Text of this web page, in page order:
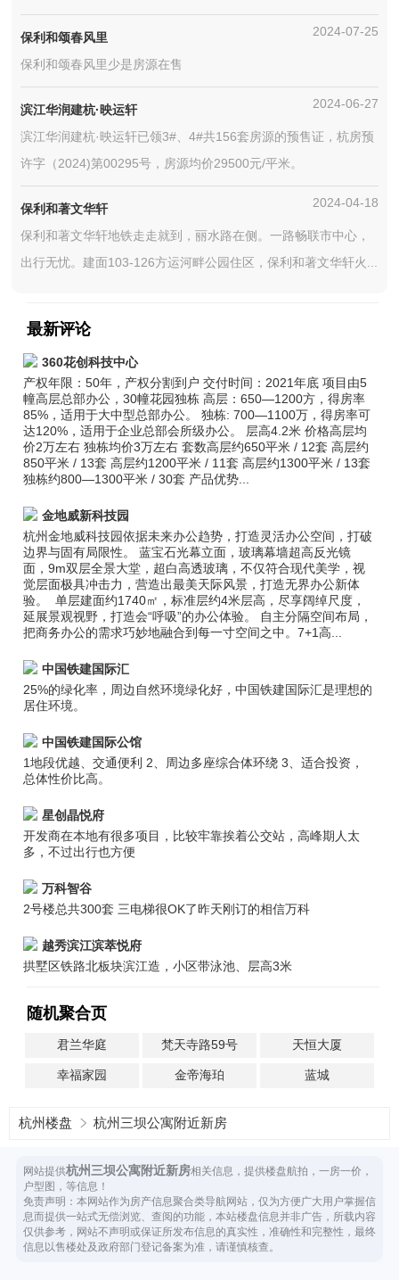
保利和颂春风里 2024-07-25
保利和颂春风里少是房源在售
滨江华润建杭·映运轩 2024-06-27
滨江华润建杭·映运轩已领3#、4#共156套房源的预售证，杭房预
许字（2024)第00295号，房源均价29500元/平米。
保利和著文华轩 2024-04-18
保利和著文华轩地铁走走就到，丽水路在侧。一路畅联市中心，
出行无忧。建面103-126方运河畔公园住区，保利和著文华轩火...
最新评论
360花创科技中心
产权年限：50年，产权分割到户 交付时间：2021年底 项目由5
幢高层总部办公，30幢花园独栋 高层：650—1200方，得房率
85%，适用于大中型总部办公。 独栋: 700—1100万，得房率可
达120%，适用于企业总部会所级办公。 层高4.2米 价格高层均
价2万左右 独栋均价3万左右 套数高层约650平米 / 12套 高层约
850平米 / 13套 高层约1200平米 / 11套 高层约1300平米 / 13套
独栋约800—1300平米 / 30套 产品优势...
金地威新科技园
杭州金地威科技园依据未来办公趋势，打造灵活办公空间，打破
边界与固有局限性。 蓝宝石光幕立面，玻璃幕墙超高反光镜
面，9m双层全景大堂，超白高透玻璃，不仅符合现代美学，视
觉层面极具冲击力，营造出最美天际风景，打造无界办公新体
验。 单层建面约1740㎡，标准层约4米层高，尽享阔绰尺度，
延展景观视野，打造会“呼吸”的办公体验。 自主分隔空间布局，
把商务办公的需求巧妙地融合到每一寸空间之中。7+1高...
中国铁建国际汇
25%的绿化率，周边自然环境绿化好，中国铁建国际汇是理想的
居住环境。
中国铁建国际公馆
1地段优越、交通便利 2、周边多座综合体环绕 3、适合投资，
总体性价比高。
星创晶悦府
开发商在本地有很多项目，比较牢靠挨着公交站，高峰期人太
多，不过出行也方便
万科智谷
2号楼总共300套 三电梯很OK了昨天刚订的相信万科
越秀滨江滨萃悦府
拱墅区铁路北板块滨江造，小区带泳池、层高3米
随机聚合页
君兰华庭 梵天寺路59号 天恒大厦
幸福家园 金帝海珀 蓝城
杭州楼盘 杭州三坝公寓附近新房
网站提供杭州三坝公寓附近新房相关信息，提供楼盘航拍，一房一价，
户型图，等信息！
免责声明：本网站作为房产信息聚合类导航网站，仅为方便广大用户掌握信
息而提供一站式无偿浏览、查阅的功能，本站楼盘信息并非广告，所载内容
仅供参考，网站不声明或保证所发布信息的真实性，准确性和完整性，最终
信息以售楼处及政府部门登记备案为准，请谨慎核查。